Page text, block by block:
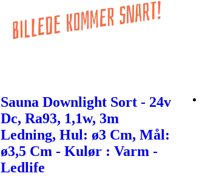
Sauna Downlight Sort - 24v
Dc, Ra93, 1,1w, 3m
Ledning, Hul: ø3 Cm, Mål:
ø3,5 Cm - Kulør : Varm -
Ledlife